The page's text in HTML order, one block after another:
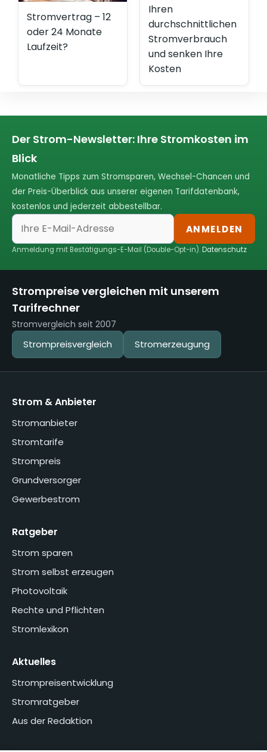
Stromvertrag – 12
oder 24 Monate
Laufzeit?
Ihren
durchschnittlichen
Stromverbrauch
und senken Ihre
Kosten
Der Strom-Newsletter: Ihre Stromkosten im
Blick
Monatliche Tipps zum Stromsparen, Wechsel-Chancen und
der Preis-Überblick aus unserer eigenen Tarifdatenbank,
kostenlos und jederzeit abbestellbar.
ANMELDEN
Anmeldung mit Bestätigungs-E-Mail (Double-Opt-in).Datenschutz
Strompreise vergleichen mit unserem
Tarifrechner
Stromvergleich seit 2007
Strompreisvergleich Stromerzeugung
Strom & Anbieter
Stromanbieter
Stromtarife
Strompreis
Grundversorger
Gewerbestrom
Ratgeber
Strom sparen
Strom selbst erzeugen
Photovoltaik
Rechte und Pflichten
Stromlexikon
Aktuelles
Strompreisentwicklung
Stromratgeber
Aus der Redaktion